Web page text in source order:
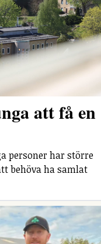
att få en
personer har större
behöva ha samlat